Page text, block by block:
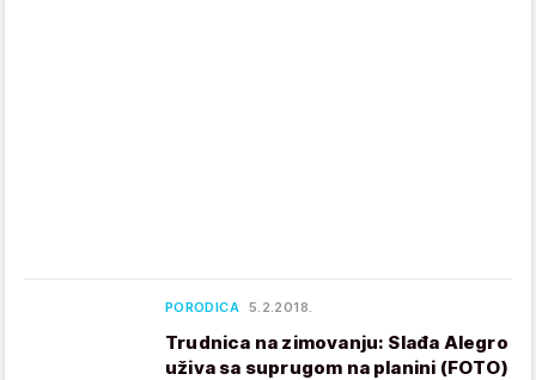
PORODICA 5.2.2018.
Trudnica na zimovanju: Slađa Alegro
uživa sa suprugom na planini (FOTO)